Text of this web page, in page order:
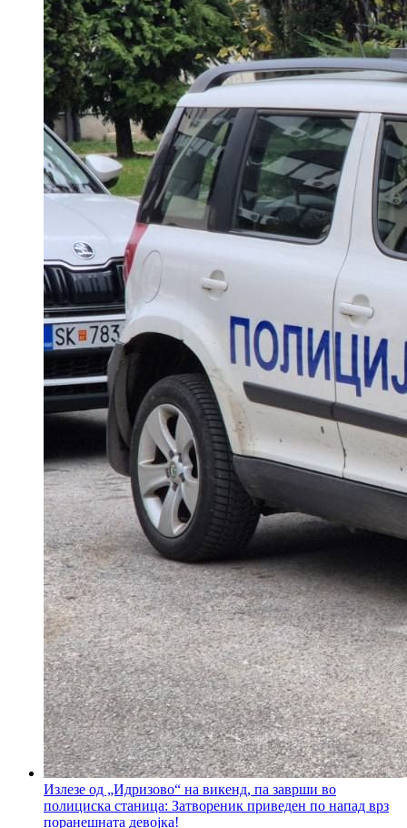
Излезе од „Идризово“ на викенд, па заврши во
полициска станица: Затвореник приведен по напад врз
поранешната девојка!